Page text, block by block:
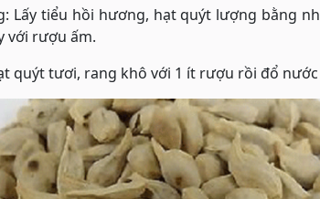
Lấy tiểu hồi hương, hạt quýt lượng bằng
với rượu ấm.
quýt tươi, rang khô với 1 ít rượu rồi đổ nước